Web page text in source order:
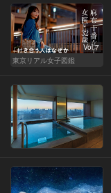
Vol.7
東京リアル女子図鑑